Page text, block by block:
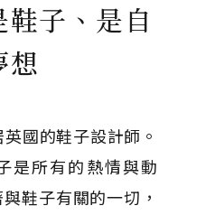
子、是自
想
國的鞋子設計師。
是所有的熱情與動
鞋子有關的一切，